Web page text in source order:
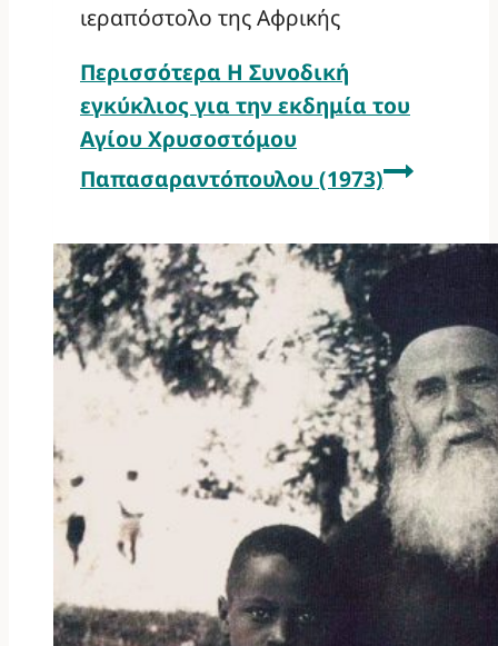
ιεραπόστολο της Αφρικής
Περισσότερα Η Συνοδική
εγκύκλιος για την εκδημία του
Αγίου Χρυσοστόμου
Παπασαραντόπουλου (1973)